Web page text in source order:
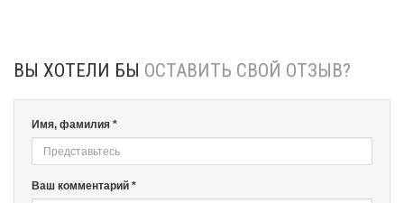
ВЫ ХОТЕЛИ БЫ ОСТАВИТЬ СВОЙ ОТЗЫВ?
Имя, фамилия *
Ваш комментарий *